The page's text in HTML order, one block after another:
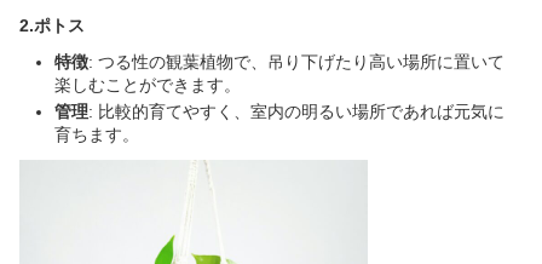
2.ポトス
特徴: つる性の観葉植物で、吊り下げたり高い場所に置いて
楽しむことができます。
管理: 比較的育てやすく、室内の明るい場所であれば元気に
育ちます。